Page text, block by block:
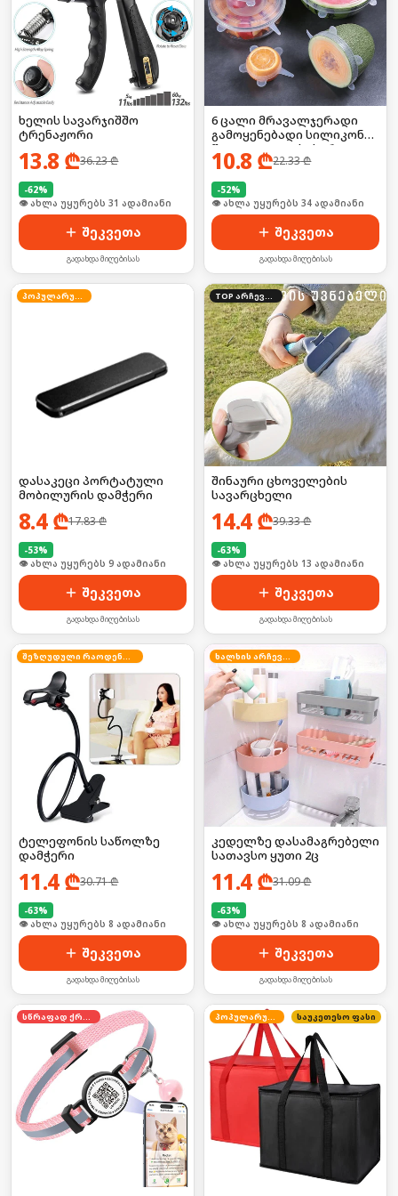
ხელის სავარჯიშშო
ტრენაჟორი
13.8 ₾36.23₾
-62%
🛒 ბოლო 24სთ-ში იყიდა 41-მა
შეკვეთა
გადახდა მიღებისას
6 ცალი მრავალჯერადი
გამოყენებადი სილიკონის
წელვადი თავსახური
საკვები თასისთვის
10.8 ₾22.33₾
-52%
🛒 ბოლო 24სთ-ში იყიდა 45-მა
შეკვეთა
გადახდა მიღებისას
პოპულარული
დასაკეცი პორტატული
მობილურის დამჭერი
8.4₾17.83₾
-53%
🛒 ბოლო 24სთ-ში იყიდა 16-მა
შეკვეთა
გადახდა მიღებისას
TOP არჩევანი
შინაური ცხოველების
სავარცხელი
14.4₾39.33₾
-63%
🛒 ბოლო 24სთ-ში იყიდა 22-მა
შეკვეთა
გადახდა მიღებისას
შეზღუდული რაოდენობა
ტელეფონის საწოლზე
დამჭერი
11.4₾30.71₾
-63%
🛒 ბოლო 24სთ-ში იყიდა 9-მა
შეკვეთა
გადახდა მიღებისას
ხალხის არჩევანი
კედელზე დასამაგრებელი
სათავსო ყუთი 2ც
11.4₾31.09₾
-63%
👁 ახლა უყურებს 8 ადამიანი
შეკვეთა
გადახდა მიღებისას
სწრაფად ქრება პოპულარული საუკეთესო ფასი